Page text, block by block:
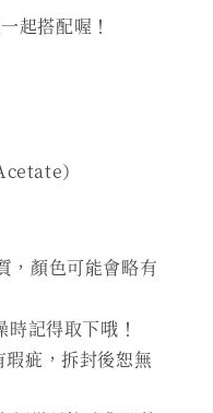
起搭配喔！
）
顏色可能會略有
記得取下哦！
疵，拆封後恕無